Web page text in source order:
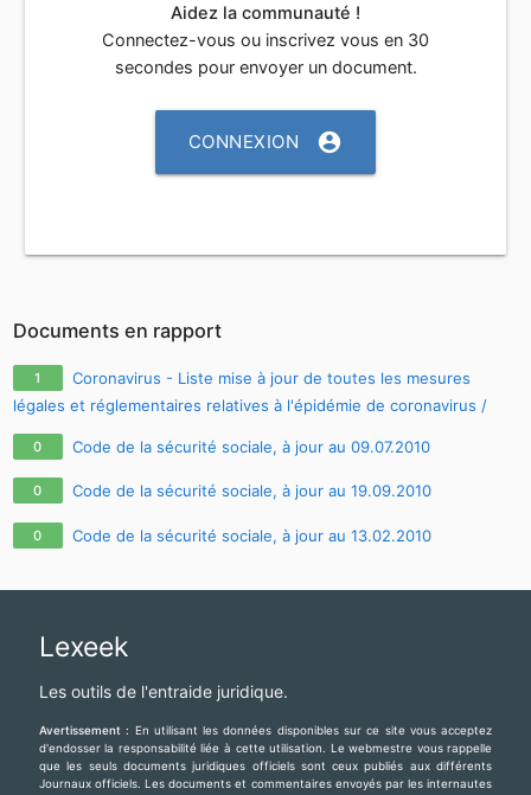
Aidez la communauté !
Connectez-vous ou inscrivez vous en 30
secondes pour envoyer un document.
CONNEXION account_circle
Documents en rapport
1
Coronavirus - Liste mise à jour de toutes les mesures
légales et réglementaires relatives à l'épidémie de coronavirus /
covid-19 / sars-cov-2
0 Code de la sécurité sociale, à jour au 09.07.2010
0 Code de la sécurité sociale, à jour au 19.09.2010
0 Code de la sécurité sociale, à jour au 13.02.2010
Lexeek
Les outils de l'entraide juridique.
Avertissement : En utilisant les données disponibles sur ce site vous acceptez
d'endosser la responsabilité liée à cette utilisation. Le webmestre vous rappelle
que les seuls documents juridiques officiels sont ceux publiés aux différents
Journaux officiels. Les documents et commentaires envoyés par les internautes